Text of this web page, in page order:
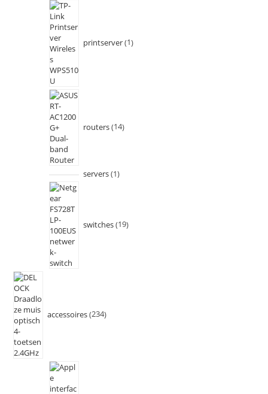
printserver 1
routers 14
servers 1
switches 19
accessoires 234